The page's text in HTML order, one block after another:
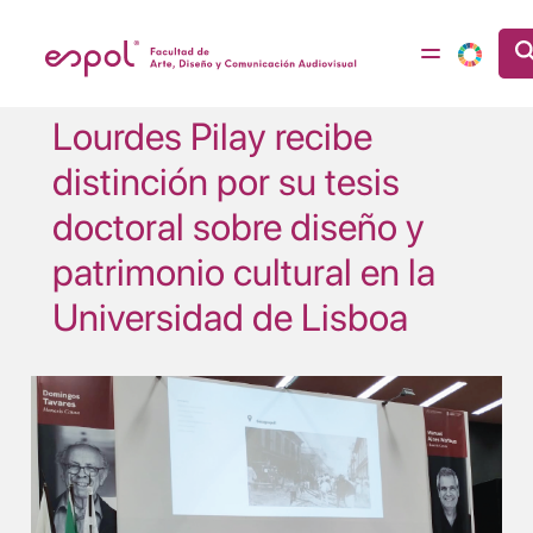
Lourdes Pilay recibe
distinción por su tesis
doctoral sobre diseño y
patrimonio cultural en la
Universidad de Lisboa
Image